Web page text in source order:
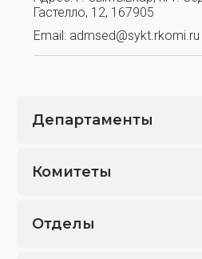
Гастелло, 12, 167905
Email: admsed@sykt.rkomi.ru
Департаменты
Комитеты
Отделы